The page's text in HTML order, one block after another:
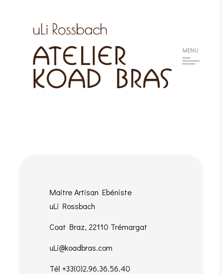
MENU
Maitre Artisan Ebéniste
uLi Rossbach
Coat Braz, 22110 Trémargat
uLi@koadbras.com
Tél +33(0)2.96.36.56.40